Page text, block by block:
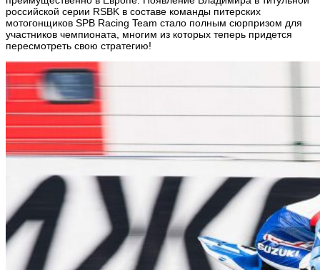
российской серии RSBK в составе команды питерских
мотогонщиков SPB Racing Team стало полным сюрпризом для
участников чемпионата, многим из которых теперь придется
пересмотреть свою стратегию!